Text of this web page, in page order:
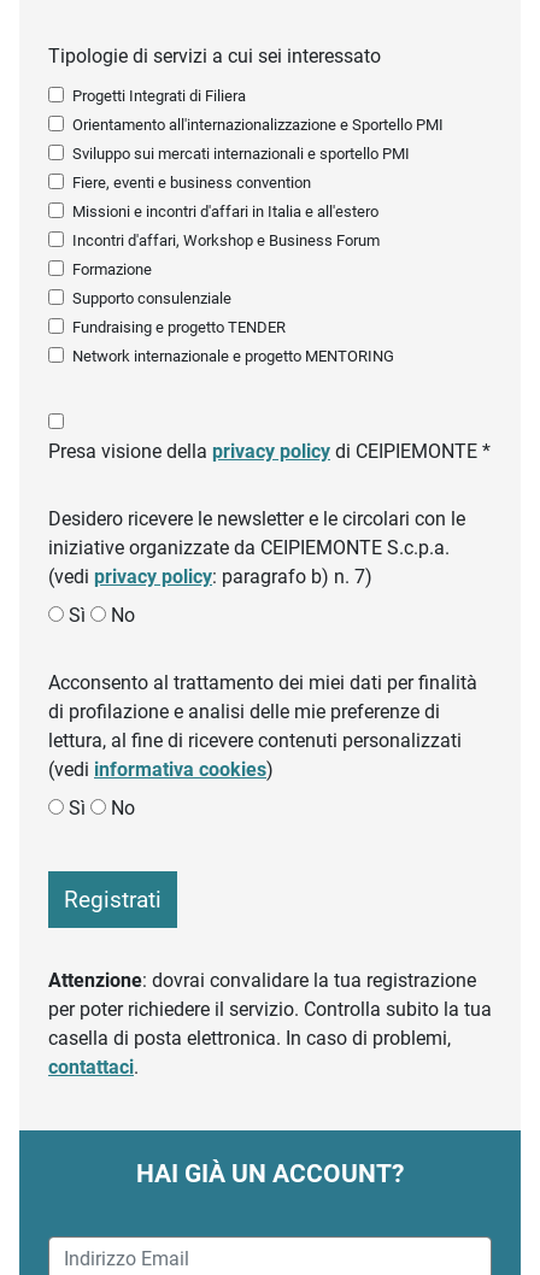
Tipologie di servizi a cui sei interessato
Progetti Integrati di Filiera
Orientamento all'internazionalizzazione e Sportello PMI
Sviluppo sui mercati internazionali e sportello PMI
Fiere, eventi e business convention
Missioni e incontri d'affari in Italia e all'estero
Incontri d'affari, Workshop e Business Forum
Formazione
Supporto consulenziale
Fundraising e progetto TENDER
Network internazionale e progetto MENTORING
Presa visione della privacy policy di CEIPIEMONTE *
Desidero ricevere le newsletter e le circolari con le
iniziative organizzate da CEIPIEMONTE S.c.p.a.
(vedi privacy policy: paragrafo b) n. 7)
Sì
No
Acconsento al trattamento dei miei dati per finalità
di profilazione e analisi delle mie preferenze di
lettura, al fine di ricevere contenuti personalizzati
(vedi informativa cookies)
Sì
No
Registrati
Attenzione: dovrai convalidare la tua registrazione
per poter richiedere il servizio. Controlla subito la tua
casella di posta elettronica. In caso di problemi,
contattaci.
HAI GIÀ UN ACCOUNT?